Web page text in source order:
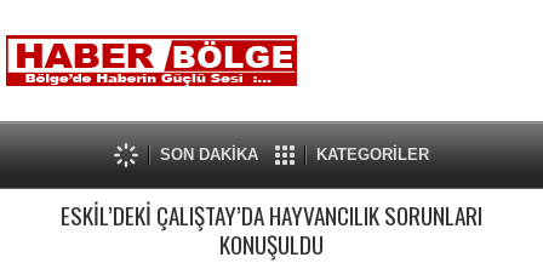
SON DAKİKA KATEGORİLER
ESKİL’DEKİ ÇALIŞTAY’DA HAYVANCILIK SORUNLARI
KONUŞULDU